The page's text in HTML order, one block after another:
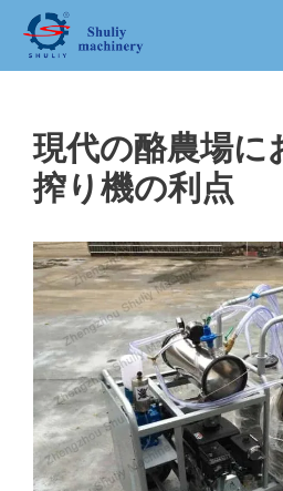
現代の酪農場に
搾り機の利点